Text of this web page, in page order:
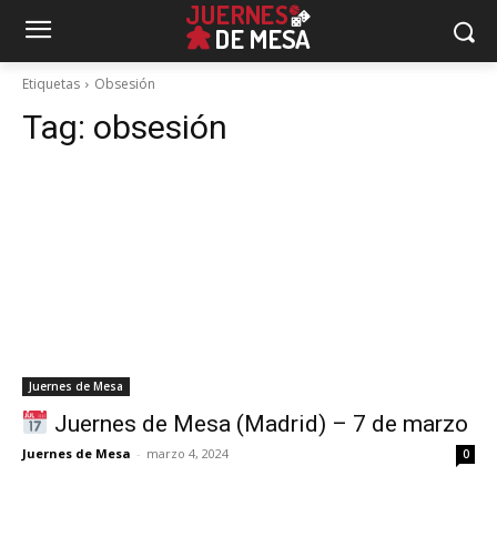
Etiquetas Obsesión
Tag: obsesión
Juernes de Mesa
Juernes de Mesa (Madrid) – 7 de marzo
Juernes de Mesa - marzo 4, 2024 0